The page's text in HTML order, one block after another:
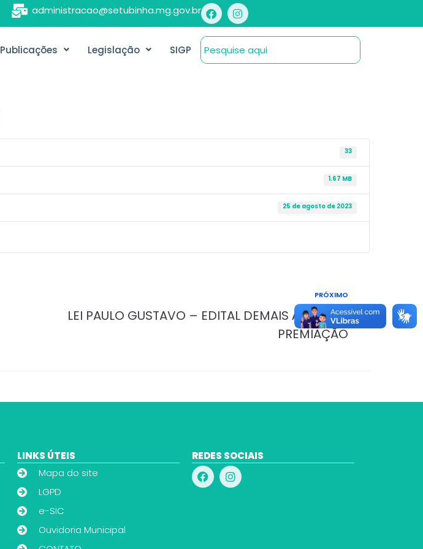
administracao@setubinha.mg.gov.br
Publicações Legislação SIGP
33
1.67 MB
25 de agosto de 2023
PRÓXIMO
LEI PAULO GUSTAVO – EDITAL DEMAIS ÁREAS DE
PREMIAÇÃO
LINKS ÚTEIS
Mapa do site
LGPD
e-SIC
Ouvidoria Municipal
REDES SOCIAIS